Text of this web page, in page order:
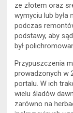
ze złotem oraz
wymyciu lub była
podczas
podstawy, aby
był
Przypuszczenia
prowadzonych w
portalu. W ich
wielu śladów
zarówno na